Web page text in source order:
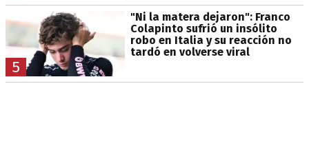
5
"Ni la matera dejaron": Franco
Colapinto sufrió un insólito
robo en Italia y su reacción no
tardó en volverse viral